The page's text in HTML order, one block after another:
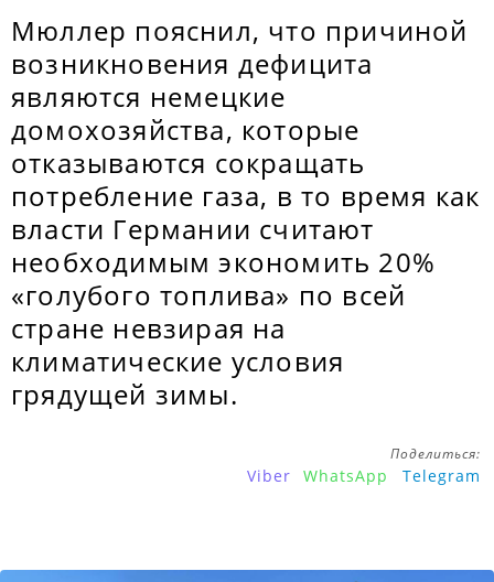
Мюллер пояснил, что причиной
возникновения дефицита
являются немецкие
домохозяйства, которые
отказываются сокращать
потребление газа, в то время как
власти Германии считают
необходимым экономить 20%
«голубого топлива» по всей
стране невзирая на
климатические условия
грядущей зимы.
Поделиться:
Viber WhatsApp Telegram